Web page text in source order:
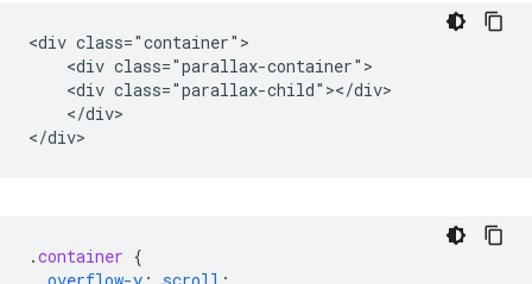
<div class="container">
    <div class="parallax-container">
    <div class="parallax-child"></div>
    </div>
.container {